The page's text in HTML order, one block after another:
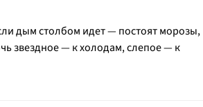
дым столбом идет — постоят морозы,
звездное — к холодам, слепое — к